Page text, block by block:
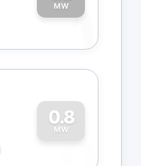
MW1
0.8
MW